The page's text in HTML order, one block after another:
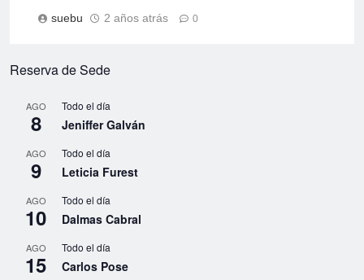
suebu 2 años atrás 0
Reserva de Sede
AGO
8
Todo el día
Jeniffer Galván
AGO
9
Todo el día
Leticia Furest
AGO
10
Todo el día
Dalmas Cabral
AGO
15
Todo el día
Carlos Pose